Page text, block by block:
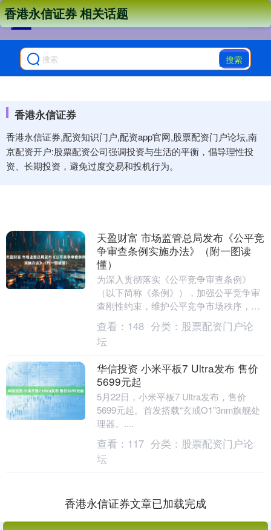
搜索
香港永信证券
香港永信证券,配资知识门户,配资app官网,股票配资门户论坛,南
京配资开户:股票配资公司强调投资与生活的平衡，倡导理性投
资、长期投资，避免过度交易和投机行为。
香港永信证券 相关话题
天盈财富 市场监管总局发布《公平竞
争审查条例实施办法》（附一图读
懂）
为深入贯彻落实《公平竞争审查条例》
（以下简称《条例》），加强公平竞争审
查刚性约束，维护公平竞争市场秩序，加
快推进全国统一大市场建设，近日天盈财
富，市场监管总局发....
查看： 148 分类： 股票配资门户论
坛
华信投资 小米平板7 Ultra发布 售价
5699元起
5月22日，小米平板7 Ultra发布，售价
5699元起。首发搭载“玄戒O1”3nm旗舰处
理器。....
查看： 117 分类： 股票配资门户论
坛
香港永信证券文章已加载完成